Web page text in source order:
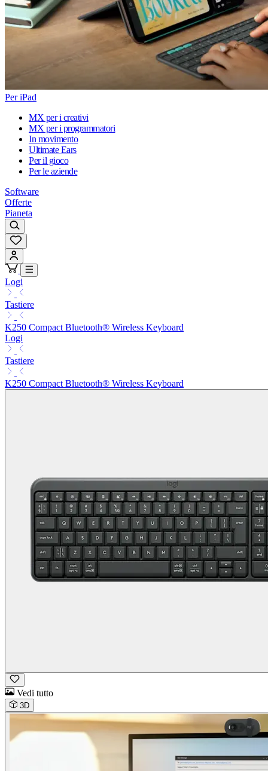
Per iPad
MX per i creativi
MX per i programmatori
In movimento
Ultimate Ears
Per il gioco
Per le aziende
Software
Offerte
Pianeta
Logi
Tastiere
K250 Compact Bluetooth® Wireless Keyboard
Logi
Tastiere
K250 Compact Bluetooth® Wireless Keyboard
Vedi tutto
3D